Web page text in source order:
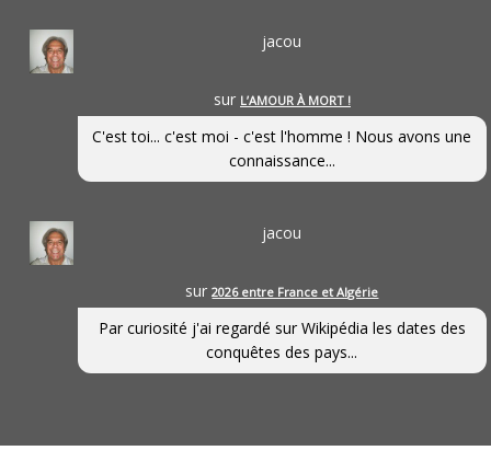
jacou
sur L’AMOUR À MORT !
C'est toi... c'est moi - c'est l'homme ! Nous avons une
connaissance...
jacou
sur2026 entre France et Algérie
Par curiosité j'ai regardé sur Wikipédia les dates des
conquêtes des pays...